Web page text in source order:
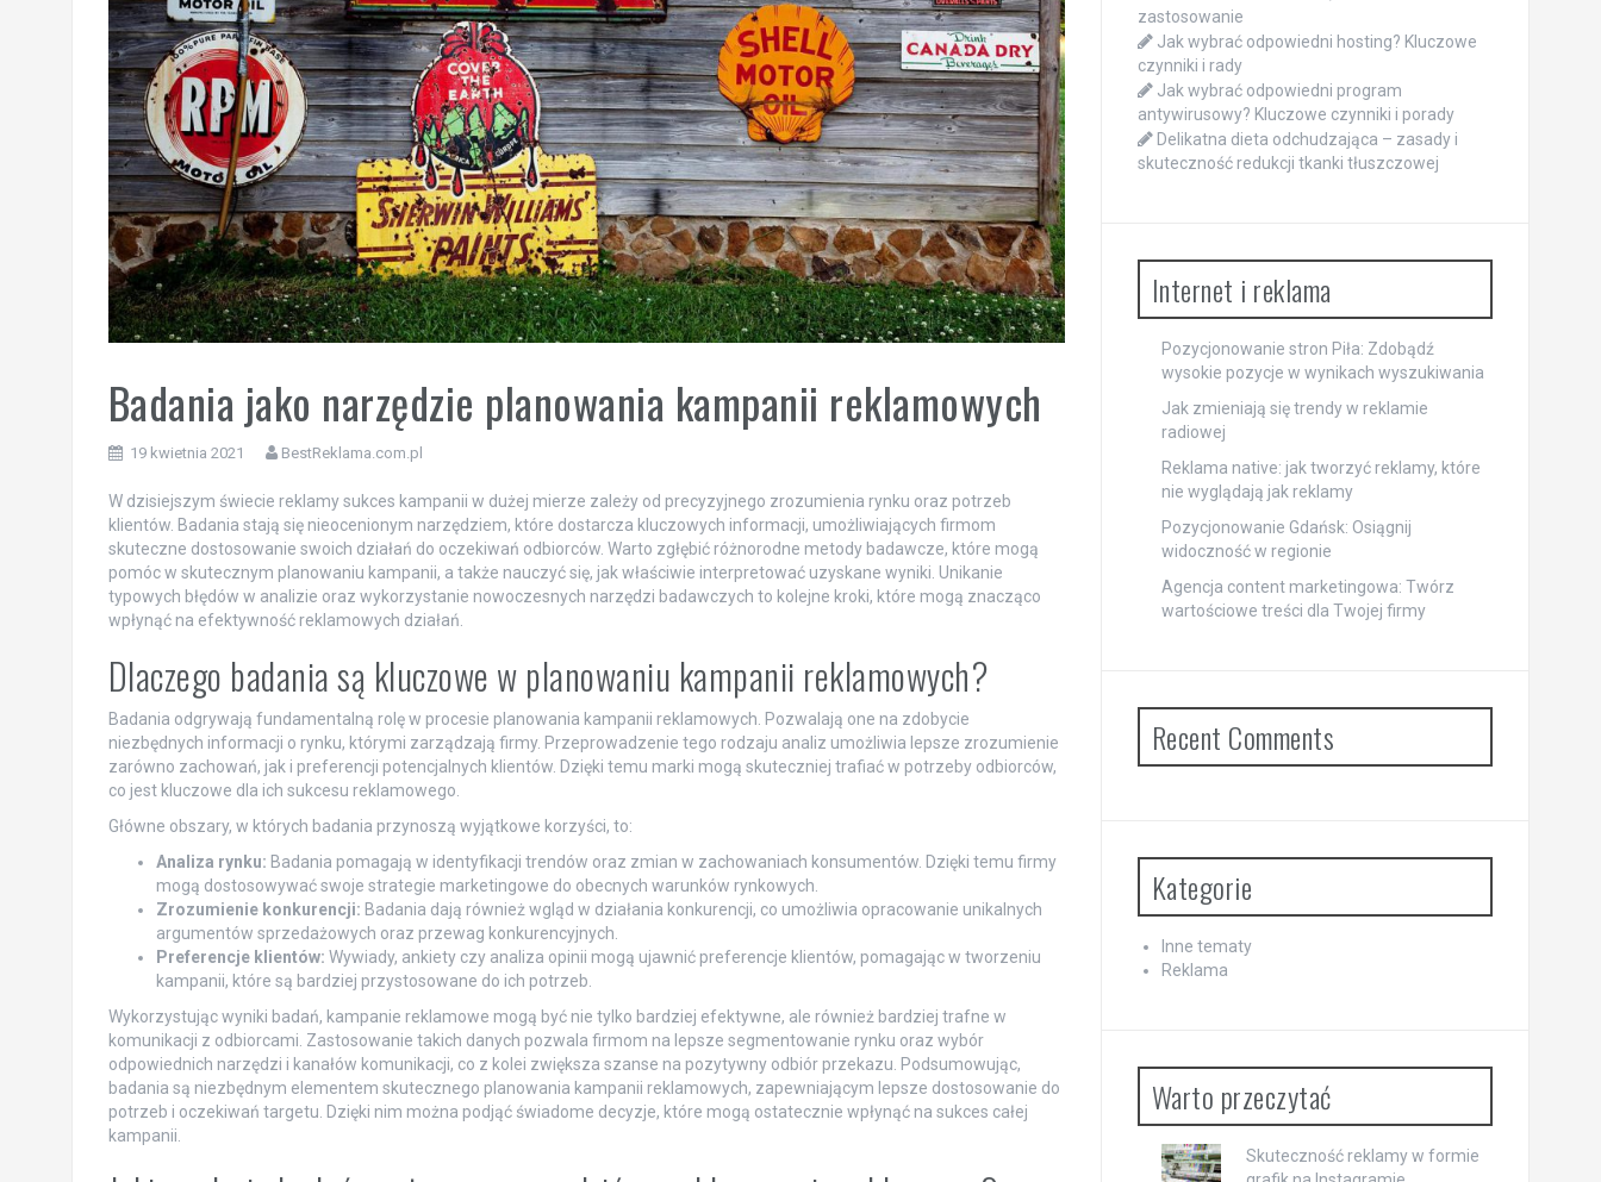
Badania jako narzędzie planowania kampanii reklamowych
19 kwietnia 2021 BestReklama.com.pl
W dzisiejszym świecie reklamy sukces kampanii w dużej mierze zależy od precyzyjnego zrozumienia rynku oraz potrzeb
klientów. Badania stają się nieocenionym narzędziem, które dostarcza kluczowych informacji, umożliwiających firmom
skuteczne dostosowanie swoich działań do oczekiwań odbiorców. Warto zgłębić różnorodne metody badawcze, które mogą
pomóc w skutecznym planowaniu kampanii, a także nauczyć się, jak właściwie interpretować uzyskane wyniki. Unikanie
typowych błędów w analizie oraz wykorzystanie nowoczesnych narzędzi badawczych to kolejne kroki, które mogą znacząco
wpłynąć na efektywność reklamowych działań.
Dlaczego badania są kluczowe w planowaniu kampanii reklamowych?
Badania odgrywają fundamentalną rolę w procesie planowania kampanii reklamowych. Pozwalają one na zdobycie
niezbędnych informacji o rynku, którymi zarządzają firmy. Przeprowadzenie tego rodzaju analiz umożliwia lepsze zrozumienie
zarówno zachowań, jak i preferencji potencjalnych klientów. Dzięki temu marki mogą skuteczniej trafiać w potrzeby odbiorców,
co jest kluczowe dla ich sukcesu reklamowego.
Główne obszary, w których badania przynoszą wyjątkowe korzyści, to:
Analiza rynku: Badania pomagają w identyfikacji trendów oraz zmian w zachowaniach konsumentów. Dzięki temu firmy
mogą dostosowywać swoje strategie marketingowe do obecnych warunków rynkowych.
Zrozumienie konkurencji: Badania dają również wgląd w działania konkurencji, co umożliwia opracowanie unikalnych
argumentów sprzedażowych oraz przewag konkurencyjnych.
Preferencje klientów: Wywiady, ankiety czy analiza opinii mogą ujawnić preferencje klientów, pomagając w tworzeniu
kampanii, które są bardziej przystosowane do ich potrzeb.
Wykorzystując wyniki badań, kampanie reklamowe mogą być nie tylko bardziej efektywne, ale również bardziej trafne w
komunikacji z odbiorcami. Zastosowanie takich danych pozwala firmom na lepsze segmentowanie rynku oraz wybór
odpowiednich narzędzi i kanałów komunikacji, co z kolei zwiększa szanse na pozytywny odbiór przekazu. Podsumowując,
badania są niezbędnym elementem skutecznego planowania kampanii reklamowych, zapewniającym lepsze dostosowanie do
potrzeb i oczekiwań targetu. Dzięki nim można podjąć świadome decyzje, które mogą ostatecznie wpłynąć na sukces całej
kampanii.
zastosowanie
Jak wybrać odpowiedni hosting? Kluczowe
czynniki i rady
Jak wybrać odpowiedni program
antywirusowy? Kluczowe czynniki i porady
Delikatna dieta odchudzająca – zasady i
skuteczność redukcji tkanki tłuszczowej
Internet i reklama
Pozycjonowanie stron Piła: Zdobądź
wysokie pozycje w wynikach wyszukiwania
Jak zmieniają się trendy w reklamie
radiowej
Reklama native: jak tworzyć reklamy, które
nie wyglądają jak reklamy
Pozycjonowanie Gdańsk: Osiągnij
widoczność w regionie
Agencja content marketingowa: Twórz
wartościowe treści dla Twojej firmy
Recent Comments
Kategorie
Inne tematy
Reklama
Warto przeczytać
Skuteczność reklamy w formie